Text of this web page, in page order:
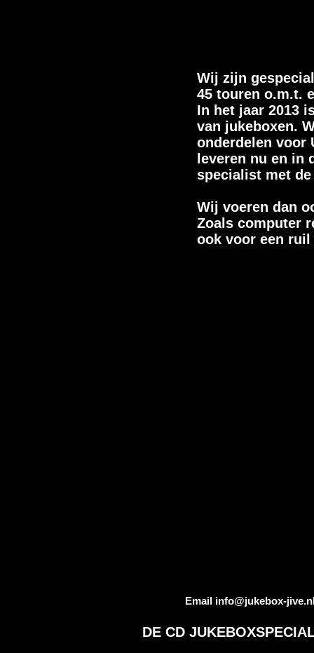
Wij zijn
45 touren o.m.t.
In het jaar 2013
van jukeboxen.
onderdelen voor
leveren nu en in
specialist met
Wij voeren dan
Zoals computer
ook voor een
Email info@jukebox-
DE CD